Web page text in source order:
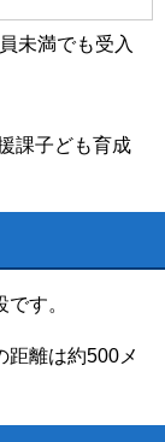
未満でも受入
課子ども育成
す。
距離は約500メ